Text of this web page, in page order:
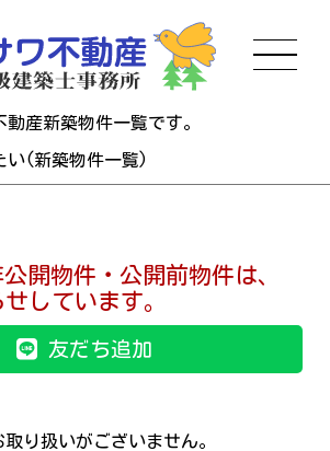
産新築物件一覧です。
い(新築物件一覧)
開物件・公開前物件は、
しています。
友だち追加
取り扱いがございません。